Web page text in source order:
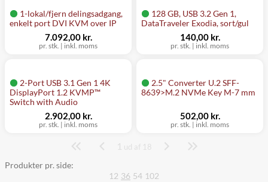
1-lokal/fjern delingsadgang,
enkelt port DVI KVM over IP
pr. stk. | inkl. moms
7.092,00 kr.
128 GB, USB 3.2 Gen 1,
DataTraveler Exodia, sort/gul
pr. stk. | inkl. moms
140,00 kr.
2-Port USB 3.1 Gen 1 4K
DisplayPort 1.2 KVMP™
Switch with Audio
pr. stk. | inkl. moms
2.902,00 kr.
2.5" Converter U.2 SFF-
8639>M.2 NVMe Key M-7 mm
pr. stk. | inkl. moms
502,00 kr.
Side
1 ud af 18
Produkter pr. side:
12 36 54 102